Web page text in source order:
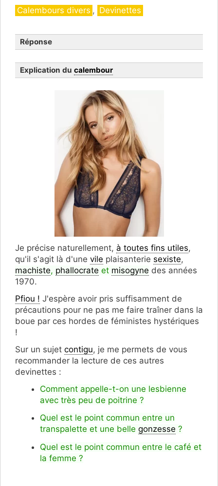
Catégories
Calembours divers , Devinettes
Réponse
Explication du calembour
Je précise naturellement, à toutes fins utiles,
qu'il s'agit là d'une vile plaisanterie sexiste,
machiste, phallocrate et misogyne des années
1970.
Pfiou ! J'espère avoir pris suffisamment de
précautions pour ne pas me faire traîner dans la
boue par ces hordes de féministes hystériques
!
Sur un sujet contigu, je me permets de vous
recommander la lecture de ces autres
devinettes :
Comment appelle-t-on une lesbienne
avec très peu de poitrine ?
Quel est le point commun entre un
transpalette et une belle gonzesse ?
Quel est le point commun entre le café et
la femme ?